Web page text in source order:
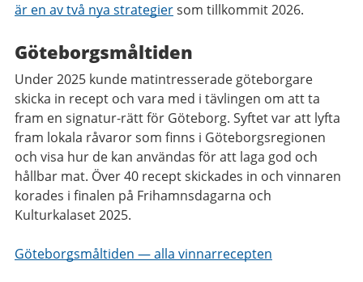
är en av två nya strategiersom tillkommit 2026.
Göteborgsmåltiden
Under 2025 kunde matintresserade göteborgare
skicka in recept och vara med i tävlingen om att ta
fram en signatur-rätt för Göteborg. Syftet var att lyfta
fram lokala råvaror som finns i Göteborgsregionen
och visa hur de kan användas för att laga god och
hållbar mat. Över 40 recept skickades in och vinnaren
korades i finalen på Frihamnsdagarna och
Kulturkalaset 2025.
Göteborgsmåltiden — alla vinnarrecepten